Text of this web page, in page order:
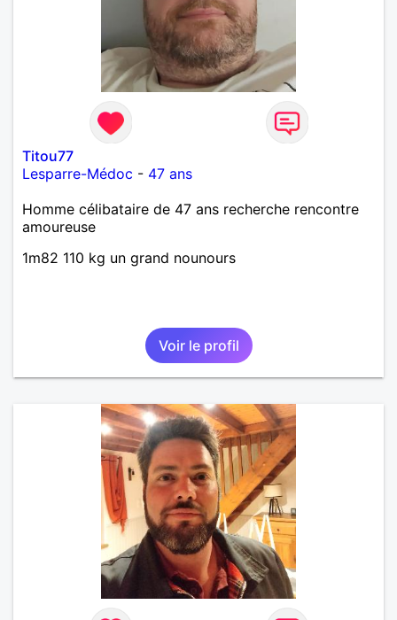
Titou77
Lesparre-Médoc - 47 ans
Homme célibataire de 47 ans recherche rencontre
amoureuse
1m82 110 kg un grand nounours
Voir le profil